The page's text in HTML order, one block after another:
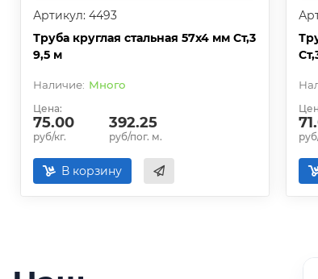
Артикул: 4493
Труба круглая стальная 57х4 мм Ст,3
9,5 м
Много
Цена:
75.00
руб/кг.
392.25
руб/пог. м.
В корзину